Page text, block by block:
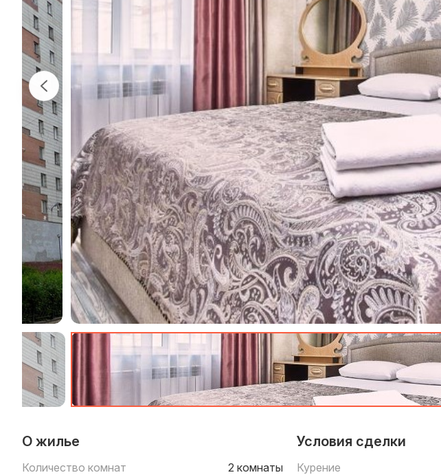
О жилье
Количество комнат
2 комнаты
Условия сделки
Курение